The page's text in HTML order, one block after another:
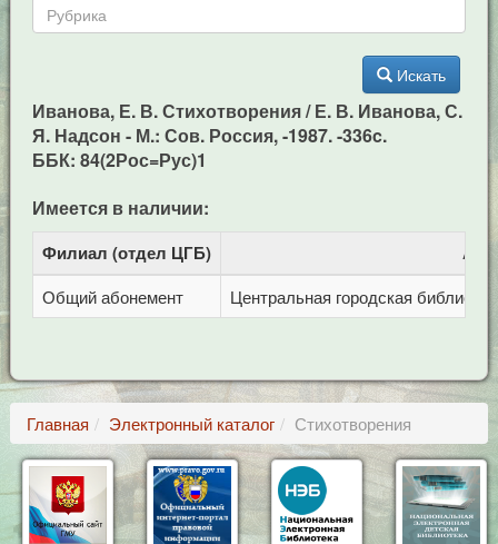
Искать
Иванова, Е. В. Стихотворения / Е. В. Иванова, С.
Я. Надсон - М.: Сов. Россия, -1987. -336c.
ББК: 84(2Рос=Рус)1
Имеется в наличии:
Филиал (отдел ЦГБ)
Общий абонемент Центральная городская
Главная Электронный каталог Стихотворения